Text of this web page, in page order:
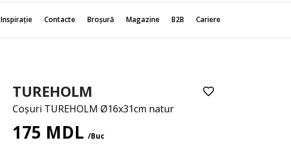
Inspirație Contacte Broșură Magazine B2B Cariere
TUREHOLM
Coșuri TUREHOLM Ø16x31cm natur
175 MDL /Buc